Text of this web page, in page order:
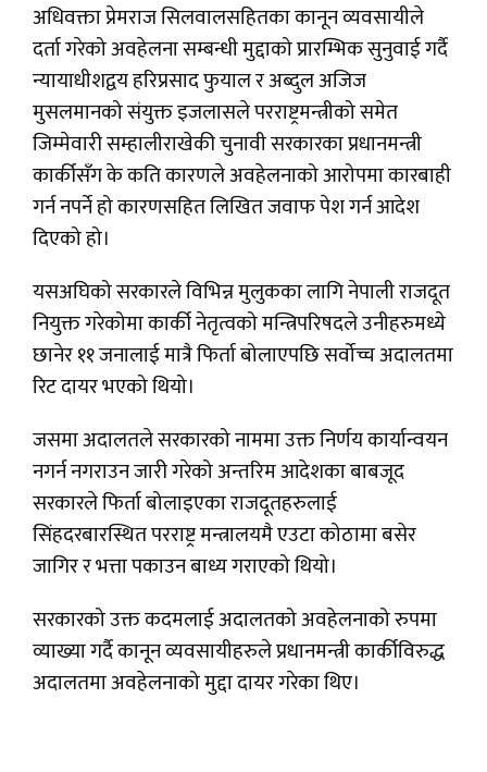
अधिवक्ता प्रेमराज सिलवालसहितका कानून व्यवसायीले
दर्ता गरेको अवहेलना सम्बन्धी मुद्दाको प्रारम्भिक सुनुवाई गर्दै
न्यायाधीशद्वय हरिप्रसाद फुयाल र अब्दुल अजिज
मुसलमानको संयुक्त इजलासले परराष्ट्रमन्त्रीको समेत
जिम्मेवारी सम्हालीराखेकी चुनावी सरकारका प्रधानमन्त्री
कार्कीसँग के कति कारणले अवहेलनाको आरोपमा कारबाही
गर्न नपर्ने हो कारणसहित लिखित जवाफ पेश गर्न आदेश
दिएको हो।
यसअघिको सरकारले विभिन्न मुलुकका लागि नेपाली राजदूत
नियुक्त गरेकोमा कार्की नेतृत्वको मन्त्रिपरिषदले उनीहरुमध्ये
छानेर ११ जनालाई मात्रै फिर्ता बोलाएपछि सर्वोच्च अदालतमा
रिट दायर भएको थियो।
जसमा अदालतले सरकारको नाममा उक्त निर्णय कार्यान्वयन
नगर्न नगराउन जारी गरेको अन्तरिम आदेशका बाबजूद
सरकारले फिर्ता बोलाइएका राजदूतहरुलाई
सिंहदरबारस्थित परराष्ट्र मन्त्रालयमै एउटा कोठामा बसेर
जागिर र भत्ता पकाउन बाध्य गराएको थियो।
सरकारको उक्त कदमलाई अदालतको अवहेलनाको रुपमा
व्याख्या गर्दै कानून व्यवसायीहरुले प्रधानमन्त्री कार्कीविरुद्ध
अदालतमा अवहेलनाको मुद्दा दायर गरेका थिए।